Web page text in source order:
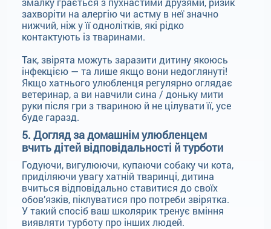
захворіти на алергію чи астму в неї значно
нижчий, ніж у її однолітків, які рідко
контактують із тваринами.
Так, звірята можуть заразити дитину якоюсь
інфекцією — та лише якщо вони недоглянуті!
Якщо хатнього улюбленця регулярно оглядає
ветеринар, а ви навчили сина / доньку мити
руки після гри з твариною й не цілувати її, усе
буде гаразд.
5. Догляд за домашнім улюбленцем
вчить дітей відповідальності й турботи
Годуючи, вигулюючи, купаючи собаку чи кота,
приділяючи увагу хатній тваринці, дитина
вчиться відповідально ставитися до своїх
обов’язків, піклуватися про потреби звірятка.
У такий спосіб ваш школярик тренує вміння
виявляти турботу про інших людей.